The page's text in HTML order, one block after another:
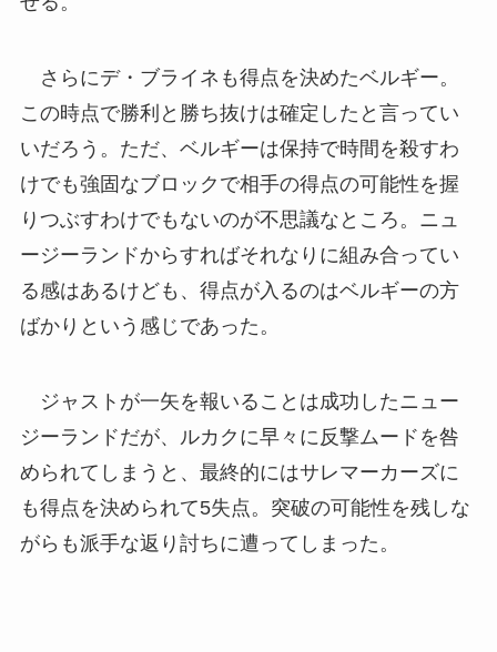
さらにデ・ブライネも得点を決めたベルギー。
この時点で勝利と勝ち抜けは確定したと言ってい
いだろう。ただ、ベルギーは保持で時間を殺すわ
けでも強固なブロックで相手の得点の可能性を握
りつぶすわけでもないのが不思議なところ。ニュ
ージーランドからすればそれなりに組み合ってい
る感はあるけども、得点が入るのはベルギーの方
ばかりという感じであった。
ジャストが一矢を報いることは成功したニュー
ジーランドだが、ルカクに早々に反撃ムードを咎
められてしまうと、最終的にはサレマーカーズに
も得点を決められて5失点。突破の可能性を残しな
がらも派手な返り討ちに遭ってしまった。